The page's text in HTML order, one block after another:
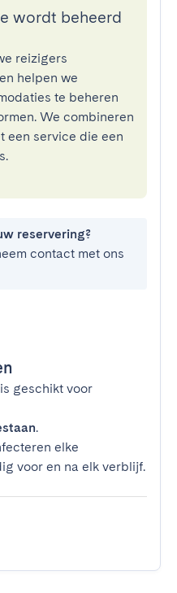
wordt beheerd
reizigers
helpen we
te beheren
We combineren
een service die een
reservering?
contact met ons
geschikt voor
.
elke
voor en na elk verblijf.